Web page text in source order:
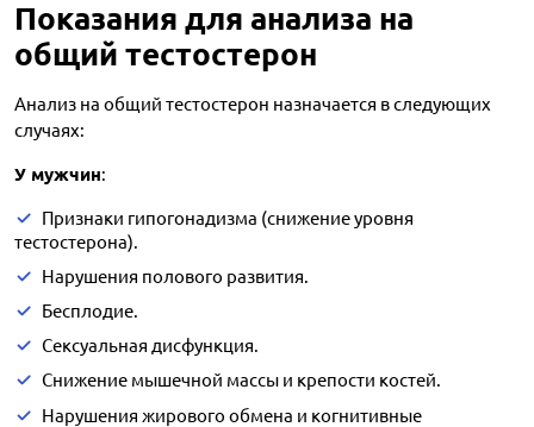
Показания для анализа на
общий тестостерон
Анализ на общий тестостерон назначается в следующих
случаях:
У мужчин:
Признаки гипогонадизма (снижение уровня
тестостерона).
Нарушения полового развития.
Бесплодие.
Сексуальная дисфункция.
Снижение мышечной массы и крепости костей.
Нарушения жирового обмена и когнитивные